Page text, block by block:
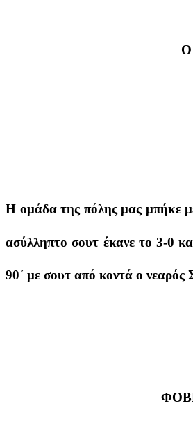
Ο
Η ομάδα της πόλης μας μπήκε
ασύλληπτο σουτ έκανε το 3-0
90΄ με σουτ από κοντά ο νεαρός